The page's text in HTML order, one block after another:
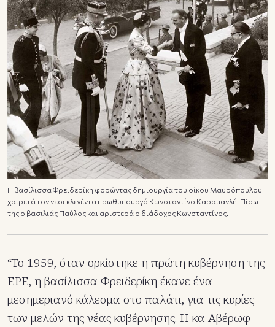
Η βασίλισσα Φρειδερίκη φορώντας δημιουργία του οίκου Μαυρόπουλου
χαιρετά τον νεοεκλεγέντα πρωθυπουργό Κωνσταντίνο Καραμανλή. Πίσω
της ο βασιλιάς Παύλος και αριστερά ο διάδοχος Κωνσταντίνος.
“Το 1959, όταν ορκίστηκε η πρώτη κυβέρνηση της
ΕΡΕ, η βασίλισσα Φρειδερίκη έκανε ένα
μεσημεριανό κάλεσμα στο παλάτι, για τις κυρίες
των μελών της νέας κυβέρνησης. Η κα Αβέρωφ